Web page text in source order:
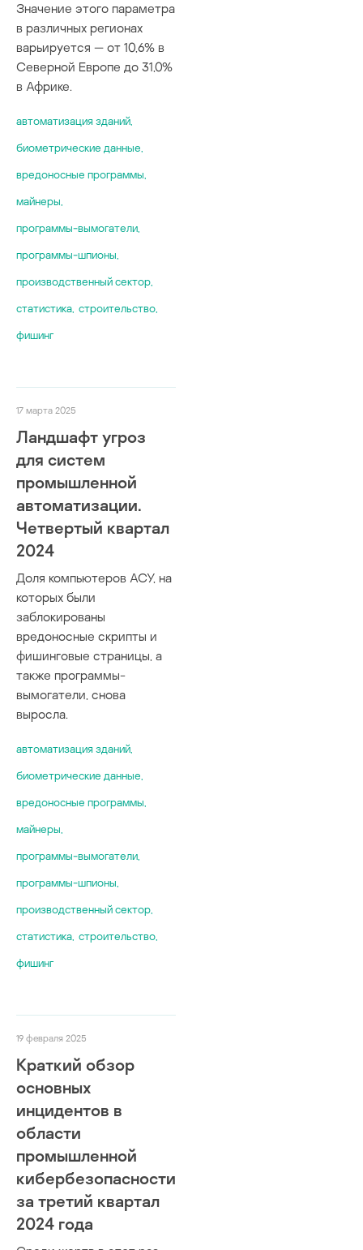
Значение этого параметра
в различных регионах
варьируется — от 10,6% в
Северной Европе до 31,0%
в Африке.
автоматизация зданий
биометрические данные
вредоносные программы
майнеры
программы-вымогатели
программы-шпионы
производственный сектор
статистика строительство
фишинг
17 марта 2025
Ландшафт угроз
для систем
промышленной
автоматизации.
Четвертый квартал
2024
Доля компьютеров АСУ, на
которых были
заблокированы
вредоносные скрипты и
фишинговые страницы, а
также программы-
вымогатели, снова
выросла.
автоматизация зданий
биометрические данные
вредоносные программы
майнеры
программы-вымогатели
программы-шпионы
производственный сектор
статистика строительство
фишинг
19 февраля 2025
Краткий обзор
основных
инцидентов в
области
промышленной
кибербезопасности
за третий квартал
2024 года